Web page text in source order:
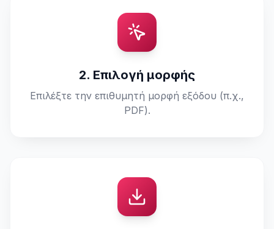
2. Επιλογή μορφής
Επιλέξτε την επιθυμητή μορφή εξόδου (π.χ.,
PDF).